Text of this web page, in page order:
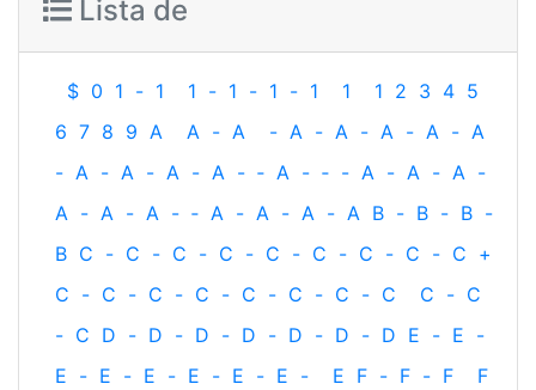
Lista de
$ 0 1 - 1 1 - 1 - 1 - 1 1 1 2 3 4 5
6 7 8 9 A A - A - A - A - A - A - A
- A - A - A - A - ‐ A - ‐ - A - A - A -
A - A - A - ‐ A - A - A - A B - B - B -
B C - C - C - C - C - C - C - C - C +
C - C - C - C - C - C - C - C C - C
- C D - D - D - D - D - D - D E - E -
E - E - E - E - E - E - E F - F - F
F